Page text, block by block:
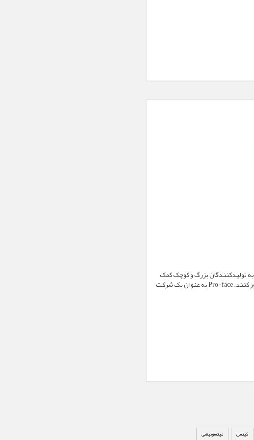
نام تجاری پروفیس"Pro-face" از ترکیب professional and interface تشکیل شده است. Pro-face به تولیدکنندگان بزرگ و کوچک کمک
می کند تا سخت ترین مشکلات کارخانه خود را حل کرده و شرکت های خود را کارآمد ، خودکار و سودآور کنند. Pro-face به عنوان یک شرکت
کینس میتسوبیشی